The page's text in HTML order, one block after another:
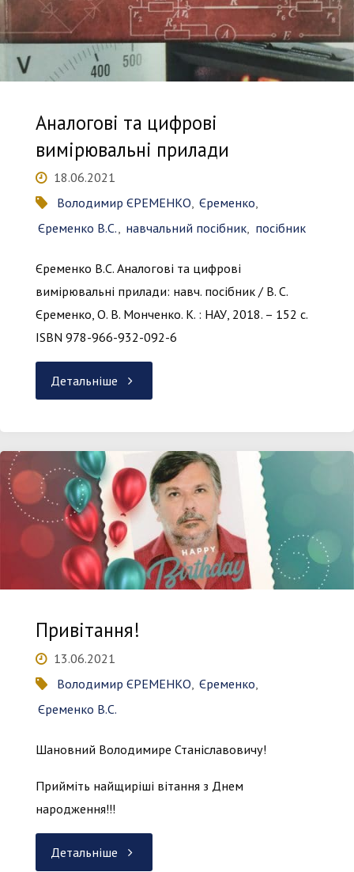
Аналогові та цифрові
вимірювальні прилади
18.06.2021
Володимир ЄРЕМЕНКО, Єременко,
Єременко В.С., навчальний посібник, посібник
Єременко В.С. Аналогові та цифрові
вимірювальні прилади: навч. посібник / В. С.
Єременко, О. В. Монченко. К. : НАУ, 2018. – 152 с.
ISBN 978-966-932-092-6
Детальніше "Аналогові
цифрові
вимірювальні
прилади"
Привітання!
13.06.2021
Володимир ЄРЕМЕНКО, Єременко,
Єременко В.С.
Шановний Володимире Станіславовичу!
Прийміть найщиріші вітання з Днем
народження!!!
Детальніше "Привітання!"